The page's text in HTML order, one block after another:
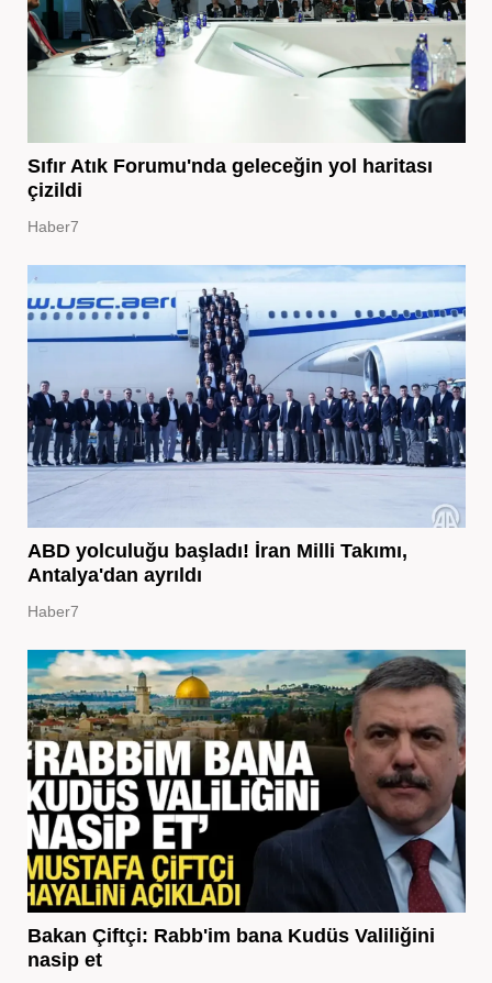
Sıfır Atık Forumu'nda geleceğin yol haritası
çizildi
Haber7
ABD yolculuğu başladı! İran Milli Takımı,
Antalya'dan ayrıldı
Haber7
Bakan Çiftçi: Rabb'im bana Kudüs Valiliğini
nasip et